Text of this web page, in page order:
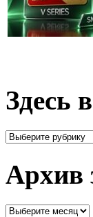
Здесь
Здесь
Архив
Архив